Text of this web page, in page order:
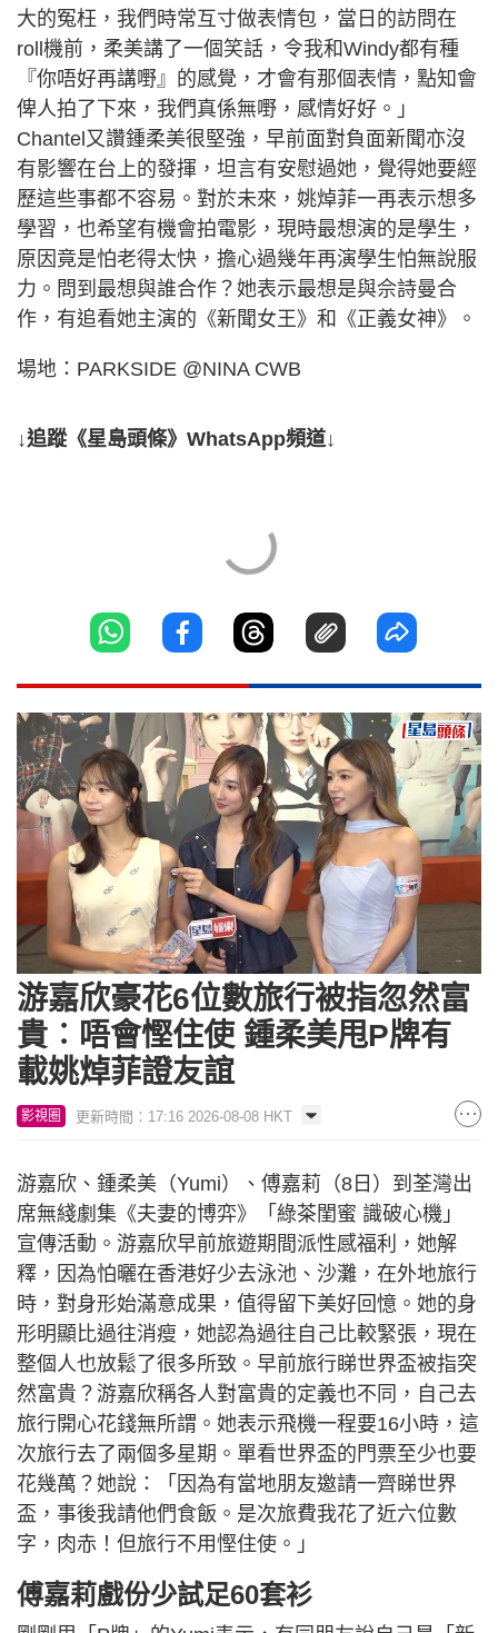
大的冤枉，我們時常互寸做表情包，當日的訪問在
roll機前，柔美講了一個笑話，令我和Windy都有種
『你唔好再講嘢』的感覺，才會有那個表情，點知會
俾人拍了下來，我們真係無嘢，感情好好。」
Chantel又讚鍾柔美很堅強，早前面對負面新聞亦沒
有影響在台上的發揮，坦言有安慰過她，覺得她要經
歷這些事都不容易。對於未來，姚焯菲一再表示想多
學習，也希望有機會拍電影，現時最想演的是學生，
原因竟是怕老得太快，擔心過幾年再演學生怕無說服
力。問到最想與誰合作？她表示最想是與佘詩曼合
作，有追看她主演的《新聞女王》和《正義女神》。
場地：PARKSIDE @NINA CWB
↓追蹤《星島頭條》WhatsApp頻道↓
Unmute Loaded:
10.40%
游嘉欣豪花6位數旅行被指忽然富
貴︰唔會慳住使 鍾柔美甩P牌有
載姚焯菲證友誼
影視圈 更新時間：17:16 2026-08-08 HKT
游嘉欣、鍾柔美（Yumi）、傅嘉莉（8日）到荃灣出
席無綫劇集《夫妻的博弈》「綠茶閨蜜 識破心機」
宣傳活動。游嘉欣早前旅遊期間派性感福利，她解
釋，因為怕曬在香港好少去泳池、沙灘，在外地旅行
時，對身形始滿意成果，值得留下美好回憶。她的身
形明顯比過往消瘦，她認為過往自己比較緊張，現在
整個人也放鬆了很多所致。早前旅行睇世界盃被指突
然富貴？游嘉欣稱各人對富貴的定義也不同，自己去
旅行開心花錢無所謂。她表示飛機一程要16小時，這
次旅行去了兩個多星期。單看世界盃的門票至少也要
花幾萬？她說：「因為有當地朋友邀請一齊睇世界
盃，事後我請他們食飯。是次旅費我花了近六位數
字，肉赤！但旅行不用慳住使。」
傅嘉莉戲份少試足60套衫